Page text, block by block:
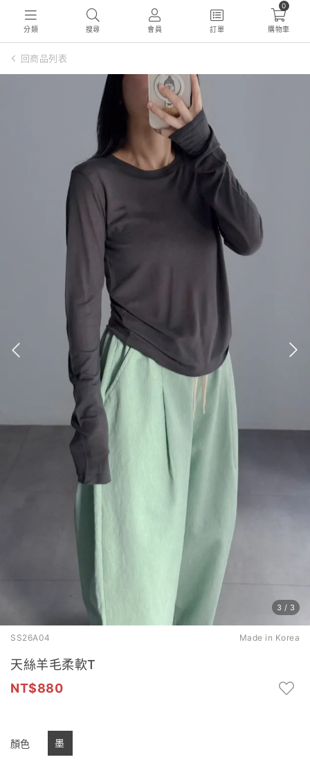
分類 搜尋 會員 訂單
0
購物車
回商品列表
3 / 3
SS26A04 Made in Korea
天絲羊毛柔軟T
880
顏色 墨